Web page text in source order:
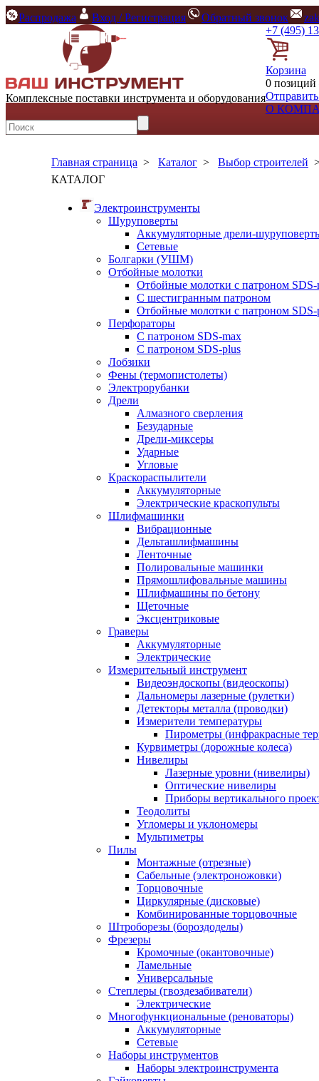
Распродажа Вход / Регистрация Обратный звонок
Комплексные поставки инструмента и оборудования
+7 (495)
Корзина
0 позиций
Отправить
О
Главная страница > Каталог > Выбор строителей
КАТАЛОГ
Электроинструменты
Шуруповерты
Аккумуляторные дрели-
Сетевые
Болгарки (УШМ)
Отбойные молотки
Отбойные молотки с патроном SDS-
С шестигранным патроном
Отбойные молотки с патроном SDS-
Перфораторы
С патроном SDS-max
С патроном SDS-plus
Лобзики
Фены (термопистолеты)
Электрорубанки
Дрели
Алмазного сверления
Безударные
Дрели-миксеры
Ударные
Угловые
Краскораспылители
Аккумуляторные
Электрические краскопульты
Шлифмашинки
Вибрационные
Дельташлифмашины
Ленточные
Полировальные машинки
Прямошлифовальные машины
Шлифмашины по бетону
Щеточные
Эксцентриковые
Граверы
Аккумуляторные
Электрические
Измерительный инструмент
Видеоэндоскопы (видеоскопы)
Дальномеры лазерные (рулетки)
Детекторы металла (проводки)
Измерители температуры
Пирометры (инфракрасные
Курвиметры (дорожные колеса)
Нивелиры
Лазерные уровни (нивелиры)
Оптические нивелиры
Приборы вертикального
Теодолиты
Угломеры и уклономеры
Мультиметры
Пилы
Монтажные (отрезные)
Сабельные (электроножовки)
Торцовочные
Циркулярные (дисковые)
Комбинированные торцовочные
Штроборезы (бороздоделы)
Фрезеры
Кромочные (окантовочные)
Ламельные
Универсальные
Степлеры (гвоздезабиватели)
Электрические
Многофункциональные (реноваторы)
Аккумуляторные
Сетевые
Наборы инструментов
Наборы электроинструмента